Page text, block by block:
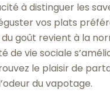
à distinguer les
vos plats
du goût revient à la
de vie sociale
le plaisir de
du vapotage.